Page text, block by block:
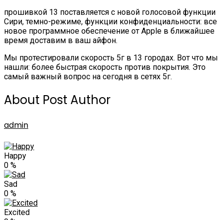
прошивкой 13 поставляется с новой голосовой функции
Сири, темно-режиме, функции конфиденциальности: все
новое программное обеспечение от Apple в ближайшее
время доставим в ваш айфон.
Мы протестировали скорость 5г в 13 городах. Вот что мы
нашли: более быстрая скорость против покрытия. Это
самый важный вопрос на сегодня в сетях 5г.
About Post Author
admin
Happy
0 %
Sad
0 %
Excited